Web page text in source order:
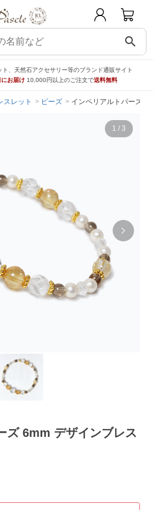
search
、天然石アクセサリー等のブランド通販サイト
お届け 10,000円以上のご注文で送料無料
スレット ビーズ インペリアルトパーズ
1 / 3
ズ 6mm デザインブレス